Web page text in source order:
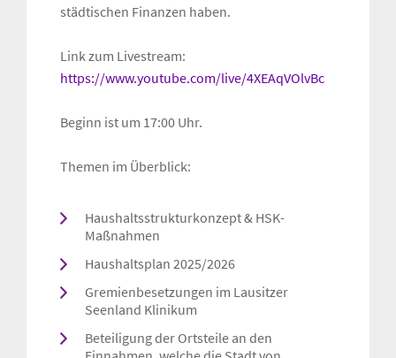
städtischen Finanzen haben.
Link zum Livestream:
https://www.youtube.com/live/4XEAqVOlvBc
Beginn ist um 17:00 Uhr.
Themen im Überblick:
Haushaltsstrukturkonzept & HSK-
Maßnahmen
Haushaltsplan 2025/2026
Gremienbesetzungen im Lausitzer
Seenland Klinikum
Beteiligung der Ortsteile an den